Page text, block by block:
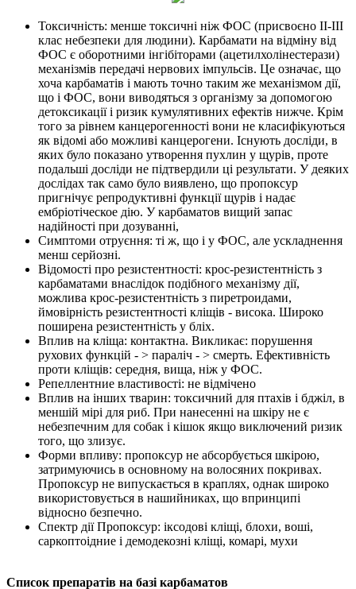
Токсичність: менше токсичні ніж ФОС (присвоєно II-III
клас небезпеки для людини). Карбамати на відміну від
ФОС є оборотними інгібіторами (ацетилхолінестерази)
механізмів передачі нервових імпульсів. Це означає, що
хоча карбаматів і мають точно таким же механізмом дії,
що і ФОС, вони виводяться з організму за допомогою
детоксикації і ризик кумулятивних ефектів нижче. Крім
того за рівнем канцерогенності вони не класифікуються
як відомі або можливі канцерогени. Існують досліди, в
яких було показано утворення пухлин у щурів, проте
подальші досліди не підтвердили ці результати. У деяких
дослідах так само було виявлено, що пропоксур
пригнічує репродуктивні функції щурів і надає
ембріотіческое дію. У карбаматов вищий запас
надійності при дозуванні,
Симптоми отруєння: ті ж, що і у ФОС, але ускладнення
менш серйозні.
Відомості про резистентності: крос-резистентність з
карбаматами внаслідок подібного механізму дії,
можлива крос-резистентність з пиретроидами,
ймовірність резистентності кліщів - висока. Широко
поширена резистентність у бліх.
Вплив на кліща: контактна. Викликає: порушення
рухових функцій - > параліч - > смерть. Ефективність
проти кліщів: середня, вища, ніж у ФОС.
Репеллентние властивості: не відмічено
Вплив на інших тварин: токсичний для птахів і бджіл, в
меншій мірі для риб. При нанесенні на шкіру не є
небезпечним для собак і кішок якщо виключений ризик
того, що злизує.
Форми впливу: пропоксур не абсорбується шкірою,
затримуючись в основному на волосяних покривах.
Пропоксур не випускається в краплях, однак широко
використовується в нашийниках, що впринципі
відносно безпечно.
Спектр дії Пропоксур: іксодові кліщі, блохи, воші,
саркоптоідние і демодекозні кліщі, комарі, мухи
Список препаратів на базі карбаматов